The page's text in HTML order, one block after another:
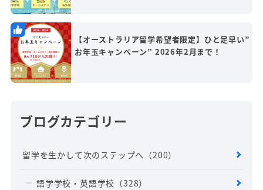
【オーストラリア留学希望者限定】ひと足早い”
お年玉キャンペーン” 2026年2月まで！
ブログカテゴリー
留学を生かして次のステップへ （200）
語学学校・英語学校 （328）